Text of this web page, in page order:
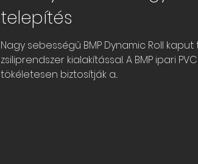
telepítés
Nagy sebességű BMP Dynamic Roll
zsiliprendszer kialakítással. A BMP ipari
tökéletesen biztosítják a...